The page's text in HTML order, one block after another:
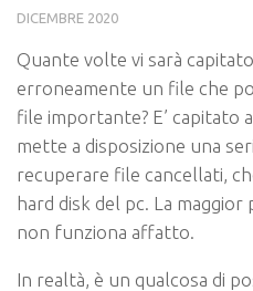
DICEMBRE 2020
Quante volte vi sarà
erroneamente un file che
file importante? E’
mette a disposizione una
recuperare file cancellati,
hard disk del pc. La
non funziona affatto.
In realtà, è un qualcosa di